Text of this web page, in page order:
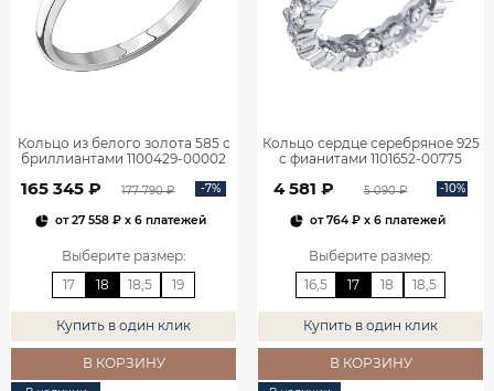
Кольцо из белого золота 585 с
бриллиантами 1100429-00002
165 345 ₽ 177 790 ₽ -7%
от27 558 ₽x 6 платежей
Выберите размер:
17
18 18,5 19
Купить в один клик
В КОРЗИНУ
Кольцо сердце серебряное 925
с фианитами 1101652-00775
4 581 ₽ 5 090 ₽ -10%
от764 ₽x 6 платежей
Выберите размер:
16,5
17 18 18,5
Купить в один клик
В КОРЗИНУ